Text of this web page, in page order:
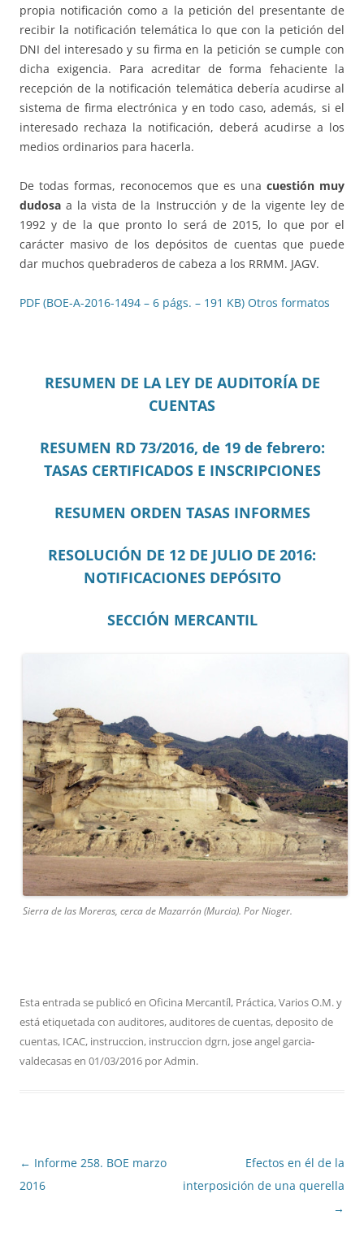
propia notificación como a la petición del presentante de
recibir la notificación telemática lo que con la petición del
DNI del interesado y su firma en la petición se cumple con
dicha exigencia. Para acreditar de forma fehaciente la
recepción de la notificación telemática debería acudirse al
sistema de firma electrónica y en todo caso, además, si el
interesado rechaza la notificación, deberá acudirse a los
medios ordinarios para hacerla.
De todas formas, reconocemos que es una cuestión muy
dudosa a la vista de la Instrucción y de la vigente ley de
1992 y de la que pronto lo será de 2015, lo que por el
carácter masivo de los depósitos de cuentas que puede
dar muchos quebraderos de cabeza a los RRMM. JAGV.
PDF (BOE-A-2016-1494 – 6 págs. – 191 KB) Otros formatos
RESUMEN DE LA LEY DE AUDITORÍA DE
CUENTAS
RESUMEN RD 73/2016, de 19 de febrero:
TASAS CERTIFICADOS E INSCRIPCIONES
RESUMEN ORDEN TASAS INFORMES
RESOLUCIÓN DE 12 DE JULIO DE 2016:
NOTIFICACIONES DEPÓSITO
SECCIÓN MERCANTIL
Sierra de las Moreras, cerca de Mazarrón (Murcia). Por Nioger.
Esta entrada se publicó en Oficina Mercantíl, Práctica,Varios O.M.y
está etiquetada con auditores,auditores de cuentas,deposito de
cuentas, ICAC, instruccion, instruccion dgrn, jose angel garcia-
valdecasasen 01/03/2016 porAdmin.
Navegación
de
← Informe 258. BOE marzo
2016
Efectos en él de la
interposición de una querella
→